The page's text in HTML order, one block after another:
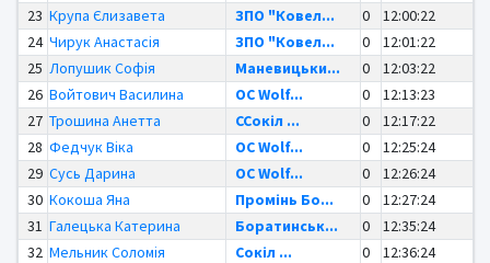
23 Крупа Єлизавета ЗПО "Ковел... 0
12:00:22
24 Чирук Анастасія ЗПО "Ковел... 0
12:01:22
25 Лопушик Софія Маневицьки... 0
12:03:22
26 Войтович Василина OC Wolf... 0
12:13:23
27 Трошина Анетта ССокіл ... 0
12:17:22
28 Федчук Віка OC Wolf... 0
12:25:24
29 Сусь Дарина OC Wolf... 0
12:26:24
30 Кокоша Яна Промінь Бо... 0
12:27:24
31 Галецька Катерина Боратинськ... 0
12:35:24
32 Мельник Соломія Сокіл ... 0
12:36:24